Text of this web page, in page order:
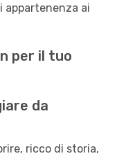
appartenenza ai
per il tuo
da
ricco di storia,